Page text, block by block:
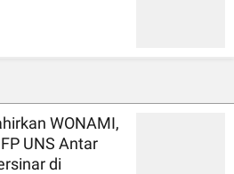
WONAMI,
UNS Antar
di